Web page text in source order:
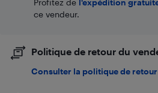
Profitez de l'expédition
ce vendeur.
Politique de retour du
Consulter la politique de retour